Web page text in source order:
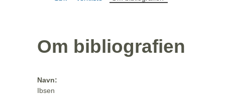
Om bibliografien
Navn:
Ibsen